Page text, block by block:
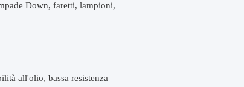
Down, faretti, lampioni,
all'olio, bassa resistenza